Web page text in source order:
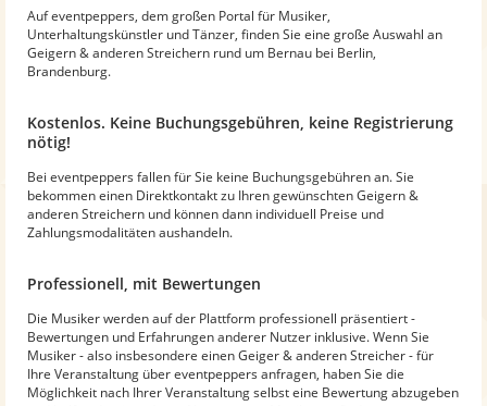
Auf eventpeppers, dem großen Portal für Musiker,
Unterhaltungskünstler und Tänzer, finden Sie eine große Auswahl an
Geigern & anderen Streichern rund um Bernau bei Berlin,
Brandenburg.
Kostenlos. Keine Buchungsgebühren, keine Registrierung
nötig!
Bei eventpeppers fallen für Sie keine Buchungsgebühren an. Sie
bekommen einen Direktkontakt zu Ihren gewünschten Geigern &
anderen Streichern und können dann individuell Preise und
Zahlungsmodalitäten aushandeln.
Professionell, mit Bewertungen
Die Musiker werden auf der Plattform professionell präsentiert -
Bewertungen und Erfahrungen anderer Nutzer inklusive. Wenn Sie
Musiker - also insbesondere einen Geiger & anderen Streicher - für
Ihre Veranstaltung über eventpeppers anfragen, haben Sie die
Möglichkeit nach Ihrer Veranstaltung selbst eine Bewertung abzugeben